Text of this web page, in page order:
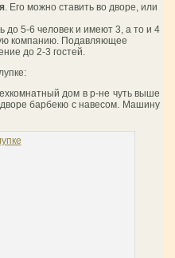
. Его можно ставить во дворе, или
до 5-6 человек и имеют 3, а то и 4
компанию. Подавляющее
до 2-3 гостей.
дом в р-не чуть выше
барбекю с навесом. Машину